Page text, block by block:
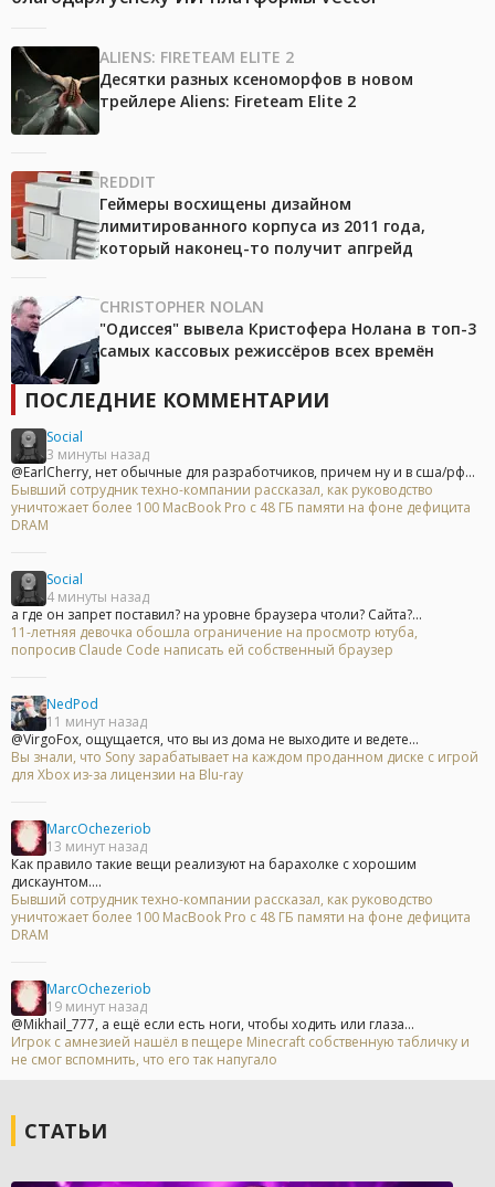
ALIENS: FIRETEAM ELITE 2
Десятки разных ксеноморфов в новом
трейлере Aliens: Fireteam Elite 2
REDDIT
Геймеры восхищены дизайном
лимитированного корпуса из 2011 года,
который наконец-то получит апгрейд
CHRISTOPHER NOLAN
"Одиссея" вывела Кристофера Нолана в топ-3
самых кассовых режиссёров всех времён
ПОСЛЕДНИЕ КОММЕНТАРИИ
Social
3 минуты назад
@EarlCherry, нет обычные для разработчиков, причем ну и в сша/рф...
Бывший сотрудник техно-компании рассказал, как руководство
уничтожает более 100 MacBook Pro с 48 ГБ памяти на фоне дефицита
DRAM
Social
4 минуты назад
а где он запрет поставил? на уровне браузера чтоли? Сайта?...
11-летняя девочка обошла ограничение на просмотр ютуба,
попросив Claude Code написать ей собственный браузер
NedPod
11 минут назад
@VirgoFox, ощущается, что вы из дома не выходите и ведете...
Вы знали, что Sony зарабатывает на каждом проданном диске с игрой
для Xbox из-за лицензии на Blu-ray
MarcOchezeriob
13 минут назад
Как правило такие вещи реализуют на барахолке с хорошим
дискаунтом....
Бывший сотрудник техно-компании рассказал, как руководство
уничтожает более 100 MacBook Pro с 48 ГБ памяти на фоне дефицита
DRAM
MarcOchezeriob
19 минут назад
@Mikhail_777, а ещё если есть ноги, чтобы ходить или глаза...
Игрок с амнезией нашёл в пещере Minecraft собственную табличку и
не смог вспомнить, что его так напугало
СТАТЬИ